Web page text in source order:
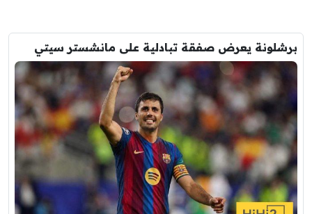
برشلونة يعرض صفقة تبادلية على مانشستر سيتي